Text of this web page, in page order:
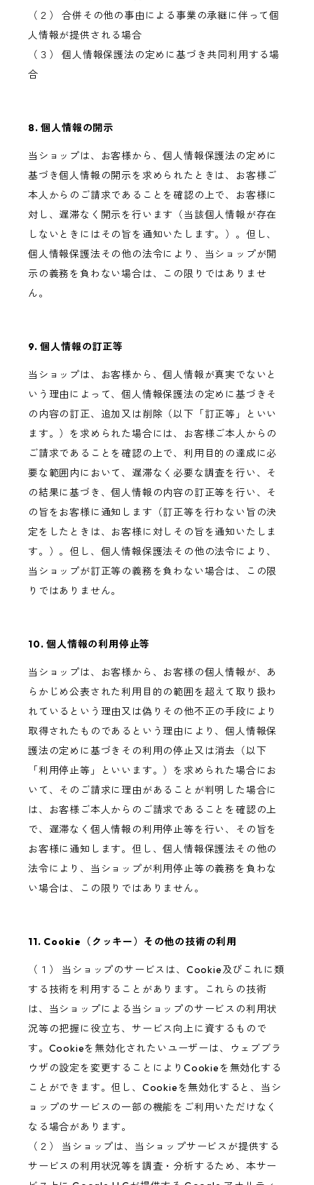
（２） 合併その他の事由による事業の承継に伴って個
人情報が提供される場合
（３） 個人情報保護法の定めに基づき共同利用する場
合
8. 個人情報の開示
当ショップは、お客様から、個人情報保護法の定めに
基づき個人情報の開示を求められたときは、お客様ご
本人からのご請求であることを確認の上で、お客様に
対し、遅滞なく開示を行います（当該個人情報が存在
しないときにはその旨を通知いたします。）。但し、
個人情報保護法その他の法令により、当ショップが開
示の義務を負わない場合は、この限りではありませ
ん。
9. 個人情報の訂正等
当ショップは、お客様から、個人情報が真実でないと
いう理由によって、個人情報保護法の定めに基づきそ
の内容の訂正、追加又は削除（以下「訂正等」といい
ます。）を求められた場合には、お客様ご本人からの
ご請求であることを確認の上で、利用目的の達成に必
要な範囲内において、遅滞なく必要な調査を行い、そ
の結果に基づき、個人情報の内容の訂正等を行い、そ
の旨をお客様に通知します（訂正等を行わない旨の決
定をしたときは、お客様に対しその旨を通知いたしま
す。）。但し、個人情報保護法その他の法令により、
当ショップが訂正等の義務を負わない場合は、この限
りではありません。
10. 個人情報の利用停止等
当ショップは、お客様から、お客様の個人情報が、あ
らかじめ公表された利用目的の範囲を超えて取り扱わ
れているという理由又は偽りその他不正の手段により
取得されたものであるという理由により、個人情報保
護法の定めに基づきその利用の停止又は消去（以下
「利用停止等」といいます。）を求められた場合にお
いて、そのご請求に理由があることが判明した場合に
は、お客様ご本人からのご請求であることを確認の上
で、遅滞なく個人情報の利用停止等を行い、その旨を
お客様に通知します。但し、個人情報保護法その他の
法令により、当ショップが利用停止等の義務を負わな
い場合は、この限りではありません。
11. Cookie（クッキー）その他の技術の利用
（１） 当ショップのサービスは、Cookie及びこれに類
する技術を利用することがあります。これらの技術
は、当ショップによる当ショップのサービスの利用状
況等の把握に役立ち、サービス向上に資するもので
す。Cookieを無効化されたいユーザーは、ウェブブラ
ウザの設定を変更することによりCookieを無効化する
ことができます。但し、Cookieを無効化すると、当シ
ョップのサービスの一部の機能をご利用いただけなく
なる場合があります。
（２） 当ショップは、当ショップサービスが提供する
サービスの利用状況等を調査・分析するため、本サー